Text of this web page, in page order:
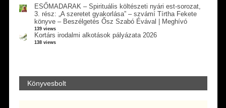
ESŐMADARAK – Spirituális költészeti nyári est-sorozat,
3. rész: „A szeretet gyakorlása” – szvámí Tírtha Fekete
könyve – Beszélgetés Ősz Szabó Évával | Meghívó
139 views
Kortárs irodalmi alkotások pályázata 2026
138 views
Könyvesbolt